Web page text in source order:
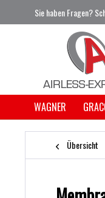
Sie haben Fragen?
WAGNER
Übersicht